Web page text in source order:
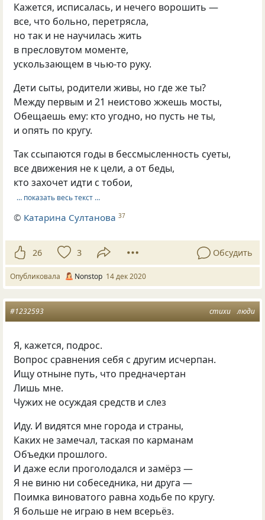
Кажется, исписалась, и нечего ворошить —
все, что больно, перетрясла,
но так и не научилась жить
в пресловутом моменте,
ускользающем в чью-то руку.
Дети сыты, родители живы, но где же ты?
Между первым и 21 неистово жжешь мосты,
Обещаешь ему: кто угодно, но пусть не ты,
и опять по кругу.
Так ссыпаются годы в бессмысленность суеты,
все движения не к цели, а от беды,
кто захочет идти с тобои,
… показать весь текст …
© Катарина Султанова 37
26 3 Обсудить
Опубликовала Nonstop 14 дек 2020
стихи люди
#1232593
Я, кажется, подрос.
Вопрос сравнения себя с другим исчерпан.
Ищу отныне путь, что предначертан
Лишь мне.
Чужих не осуждая средств и слез
Иду. И видятся мне города и страны,
Каких не замечал, таская по карманам
Объедки прошлого.
И даже если проголодался и замёрз —
Я не виню ни собеседника, ни друга —
Поимка виноватого равна ходьбе по кругу.
Я больше не играю в нем всерьёз.